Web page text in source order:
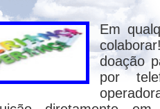
Então
o que é
de origem
Então, cabe aos
Em
doação
por